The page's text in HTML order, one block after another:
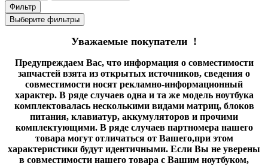
Фильтр
Выберите фильтры
Уважаемые покупатели !
Предупреждаем Вас, что информация о совместимости
запчастей взята из открытых источников, сведения о
совместимости носят рекламно-информационный
характер. В ряде случаев одна и та же модель ноутбука
комплектовалась несколькими видами матриц, блоков
питания, клавиатур, аккумуляторов и прочими
комплектующими. В ряде случаев партномера нашего
товара могут отличаться от Вашего,при этом
характеристики будут идентичными. Если Вы не уверены
в совместимости нашего товара с Вашим ноутбуком,